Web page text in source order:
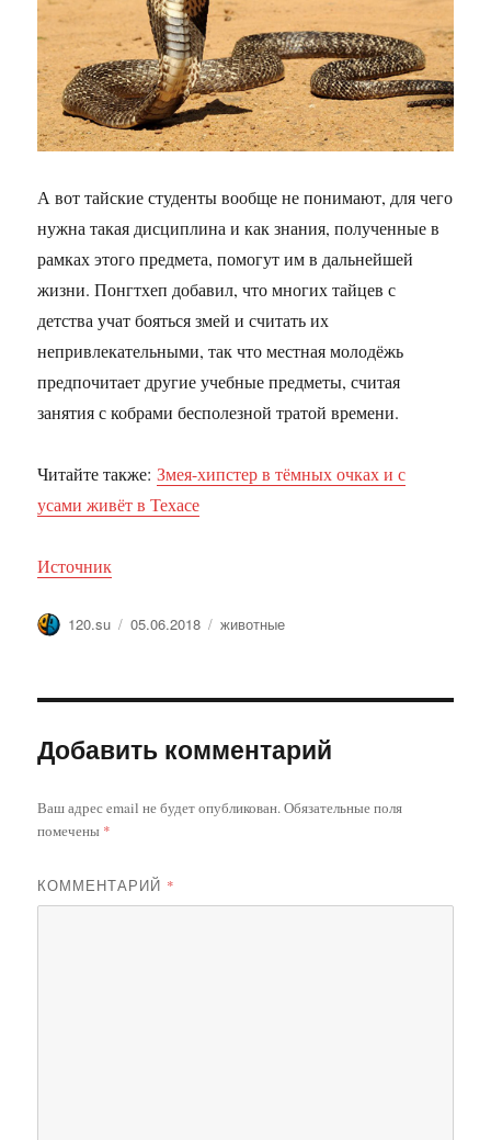
А вот тайские студенты вообще не понимают, для чего
нужна такая дисциплина и как знания, полученные в
рамках этого предмета, помогут им в дальнейшей
жизни. Понгтхеп добавил, что многих тайцев с
детства учат бояться змей и считать их
непривлекательными, так что местная молодёжь
предпочитает другие учебные предметы, считая
занятия с кобрами бесполезной тратой времени.
Читайте также:Змея-хипстер в тёмных очках и с
усами живёт в Техасе
Источник
Автор
120.su Опубликовано
05.06.2018 Метки
животные
Добавить комментарий
Ваш адрес email не будет опубликован.Обязательные поля
помечены *
КОММЕНТАРИЙ *